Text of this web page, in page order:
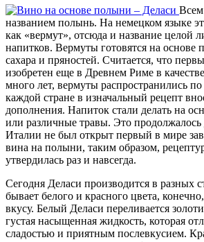
Всем
названием полынь. На немецком языке
как «вермут», отсюда и название целой
напитков. Вермуты готовятся на основе
сахара и пряностей. Считается, что
изобретен еще в Древнем Риме в
много лет, вермуты распространились
каждой стране в изначальный рецепт
дополнения. Напиток стали делать на
или различные травы. Это продолжалось
Италии не был открыт первый в мире
вина на полыни, таким образом,
утвердилась раз и навсегда.
Сегодня Деласи производится в разных
бывает белого и красного цвета,
вкусу. Белый Деласи переливается
густая насыщенная жидкость, которая
сладостью и приятным послевкусием.